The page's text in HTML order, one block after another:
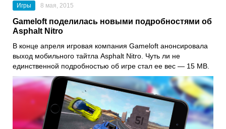
Игры 8 мая, 2015
Gameloft поделилась новыми подробностями об
Asphalt Nitro
В конце апреля игровая компания Gameloft анонсировала
выход мобильного тайтла Asphalt Nitro. Чуть ли не
единственной подробностью об игре стал ее вес — 15 МB.